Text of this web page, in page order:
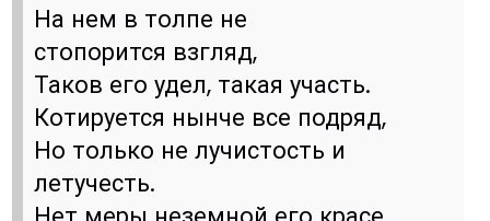
На нем в толпе не
стопорится взгляд,
Таков его удел, такая участь.
Котируется нынче все подряд,
Но только не лучистость и
летучесть.